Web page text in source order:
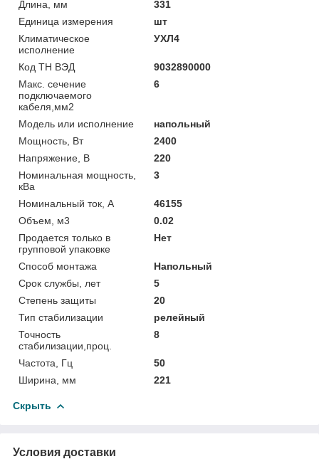
Длина, мм
331
Единица измерения
шт
Климатическое
исполнение
УХЛ4
Код ТН ВЭД
9032890000
Макс. сечение
подключаемого
кабеля,мм2
6
Модель или исполнение
напольный
Мощность, Вт
2400
Напряжение, В
220
Номинальная мощность,
кВа
3
Номинальный ток, А
46155
Объем, м3
0.02
Продается только в
групповой упаковке
Нет
Способ монтажа
Напольный
Срок службы, лет
5
Степень защиты
20
Тип стабилизации
релейный
Точность
стабилизации,проц.
8
Частота, Гц
50
Ширина, мм
221
Скрыть
Условия доставки